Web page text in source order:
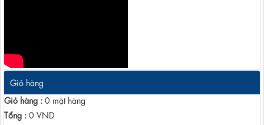
Giỏ hàng
Giỏ hàng : 0 mặt hàng
Tổng : 0 VND